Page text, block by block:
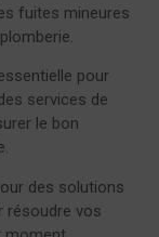
fuites mineures
pour
services de
le bon
des solutions
résoudre vos